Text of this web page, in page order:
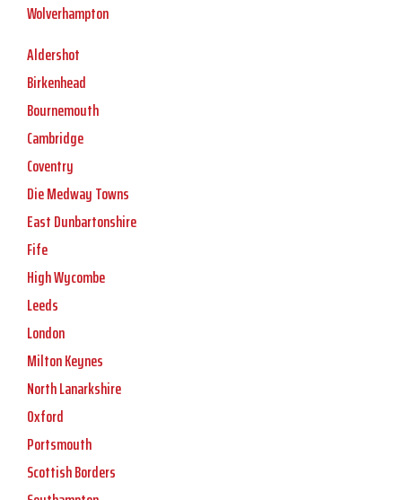
Wolverhampton
Aldershot
Birkenhead
Bournemouth
Cambridge
Coventry
Die Medway Towns
East Dunbartonshire
Fife
High Wycombe
Leeds
London
Milton Keynes
North Lanarkshire
Oxford
Portsmouth
Scottish Borders